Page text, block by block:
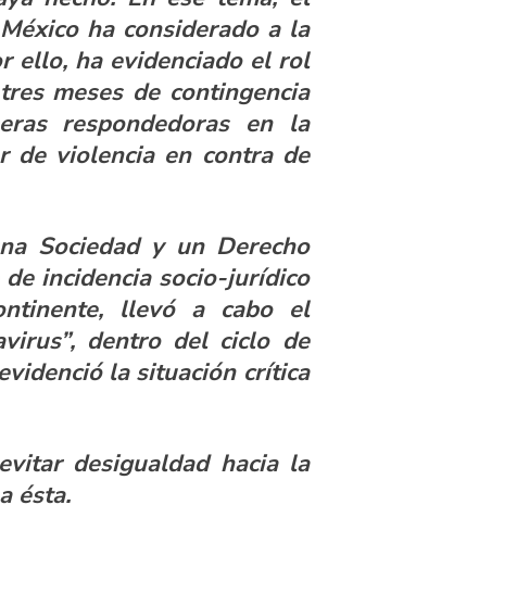
ha considerado a la
ello, ha evidenciado el rol
meses de contingencia
respondedoras en la
de violencia en contra de
Sociedad y un Derecho
incidencia socio-jurídico
llevó a cabo el
dentro del ciclo de
la situación crítica
desigualdad hacia la
ésta.